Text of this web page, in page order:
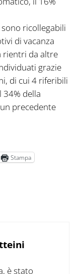
ricollegabili
di vacanza
rientri da altre
grazie
di cui 4 riferibili
della
precedente
Stampa
è stato